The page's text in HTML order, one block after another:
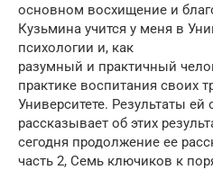
основном восхищение и
Кузьмина учится у меня в
психологии и, как
разумный и практичный
практике воспитания своих
Университете. Результаты ей
рассказывает об этих
сегодня продолжение ее
часть 2, Семь ключиков к